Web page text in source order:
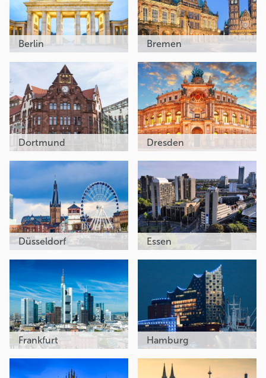
Berlin Bremen
Dortmund Dresden
Düsseldorf Essen
Frankfurt Hamburg